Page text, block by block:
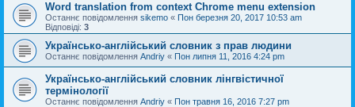
Word translation from context Chrome menu extension
Останнє повідомлення sikemo « Пон березня 20, 2017 10:53 am
Відповіді: 3
Українсько-англійський словник з прав людини
Останнє повідомлення Andriy « Пон липня 11, 2016 4:24 pm
Українсько-англійський словник лінгвістичної
термінології
Останнє повідомлення Andriy « Пон травня 16, 2016 7:27 pm